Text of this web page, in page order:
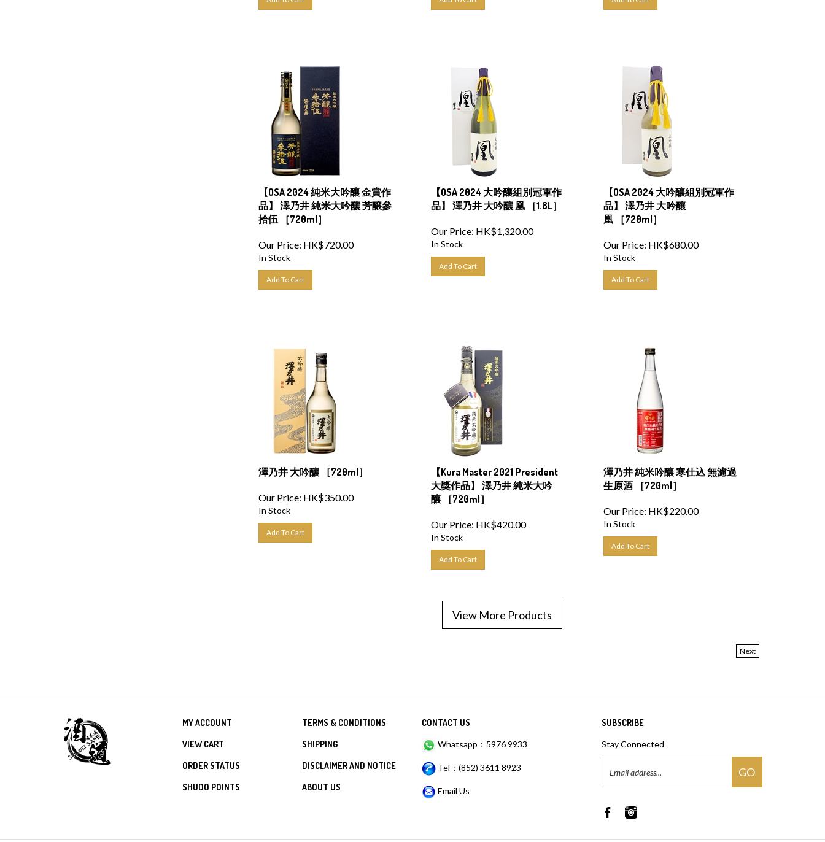
【OSA 2024 純米大吟釀 金賞作
品】 澤乃井 純米大吟釀 芳醸參
拾伍 ［720ml］
Our Price: HK$720.00
In Stock
【OSA 2024 大吟釀組別冠軍作
品】 澤乃井 大吟釀 凰 ［1.8L］
Our Price: HK$ 1,320.00
In Stock
【OSA 2024 大吟釀組別冠軍作
品】 澤乃井 大吟釀
凰 ［720ml］
Our Price: HK$ 680.00
In Stock
澤乃井 大吟釀 ［720ml］
Our Price: HK$ 350.00
In Stock
【Kura Master 2021 President
大獎作品】 澤乃井 純米大吟
釀 ［720ml］
Our Price: HK$ 420.00
In Stock
澤乃井 純米吟釀 寒仕込 無濾過
生原酒 ［720ml］
Our Price: HK$220.00
In Stock
View More Products
Next
MY ACCOUNT
VIEW CART
ORDER STATUS
SHUDO POINTS
TERMS & CONDITIONS
SHIPPING
DISCLAIMER AND NOTICE
ABOUT US
CONTACT US
Tel：(852) 3611 8923
SUBSCRIBE
Email
Address
GO